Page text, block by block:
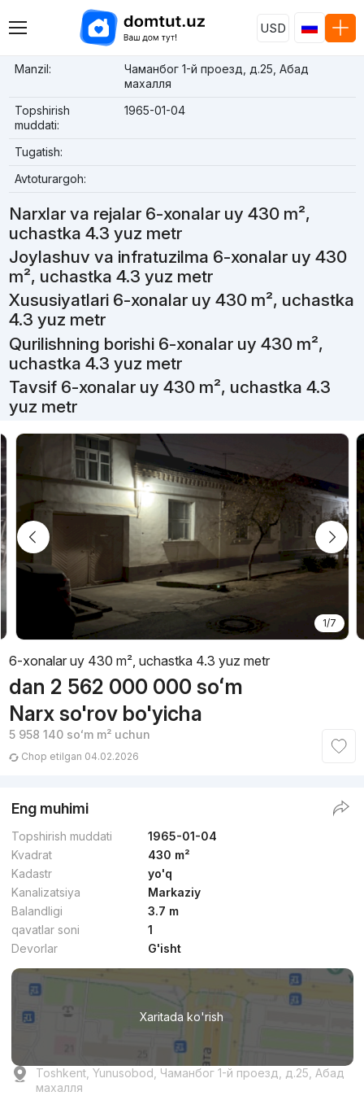
USD
Manzil:
Чаманбог 1-й проезд, д.25, Абад
махалля
Topshirish
muddati:
1965-01-04
Tugatish:
Avtoturargoh:
Narxlar va rejalar 6-xonalar uy 430 m²,
uchastka 4.3 yuz metr
Joylashuv va infratuzilma 6-xonalar uy 430
m², uchastka 4.3 yuz metr
Xususiyatlari 6-xonalar uy 430 m², uchastka
4.3 yuz metr
Qurilishning borishi 6-xonalar uy 430 m²,
uchastka 4.3 yuz metr
Tavsif 6-xonalar uy 430 m², uchastka 4.3
yuz metr
1/7
6-xonalar uy 430 m², uchastka 4.3 yuz metr
dan 2 562 000 000 soʻm
Narx so'rov bo'yicha
5 958 140 soʻmm² uchun
Chop etilgan 04.02.2026
Eng muhimi
Topshirish muddati
1965-01-04
Kvadrat
430 m²
Kadastr
yo'q
Kanalizatsiya
Markaziy
Balandligi
3.7 m
qavatlar soni
1
Devorlar
G'isht
Xaritada ko'rish
Toshkent, Yunusobod, Чаманбог 1-й проезд, д.25, Абад
махалля